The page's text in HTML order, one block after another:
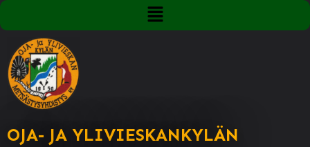
OJA- JA YLIVIESKANKYLÄN